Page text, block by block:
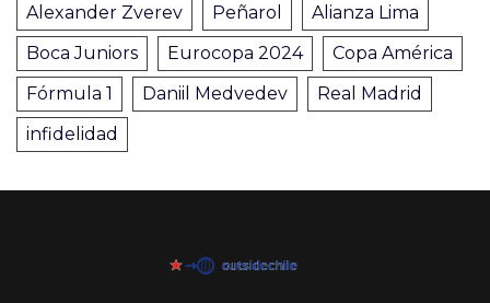
Alexander Zverev
Peñarol
Alianza Lima
Boca Juniors
Eurocopa 2024
Copa América
Fórmula 1
Daniil Medvedev
Real Madrid
infidelidad